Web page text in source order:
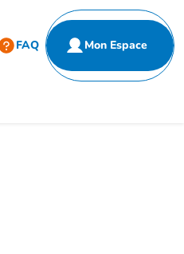
FAQ Mon Espace